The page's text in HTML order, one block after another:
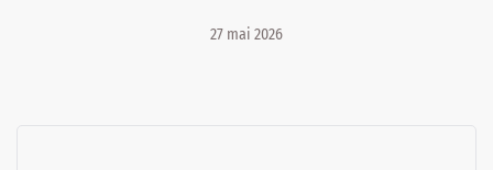
27 mai 2026